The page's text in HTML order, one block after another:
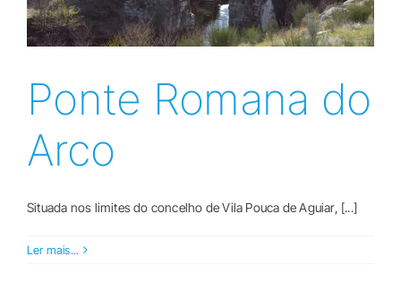
Ponte Romana do
Arco
Situada nos limites do concelho de Vila Pouca de Aguiar, [...]
Ler mais...